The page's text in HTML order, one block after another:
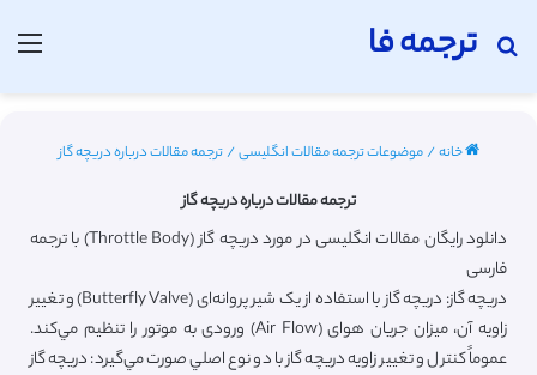
ترجمه فا
جستجو برای
خانه/موضوعات ترجمه مقالات انگلیسی/ترجمه مقالات درباره دریچه گاز
ترجمه مقالات درباره دریچه گاز
دانلود رایگان مقالات انگلیسی در مورد دریچه گاز (Throttle Body) با ترجمه
فارسی
دریچه گاز: دریچه گاز با استفاده از يک شير پروانه‌ای (Butterfly Valve) و تغيير
زاويه آن، ميزان جريان هوای (Air Flow) ورودی به موتور را تنظيم مي‌كند.
عموماً كنترل و تغيير زاويه دريچه گاز با دو نوع اصلي صورت مي‌گيرد: دريچه گاز